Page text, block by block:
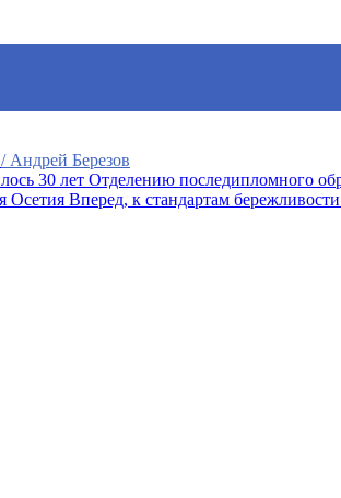
/ Андрей Березов
Отделению последипломного
Вперед, к стандартам